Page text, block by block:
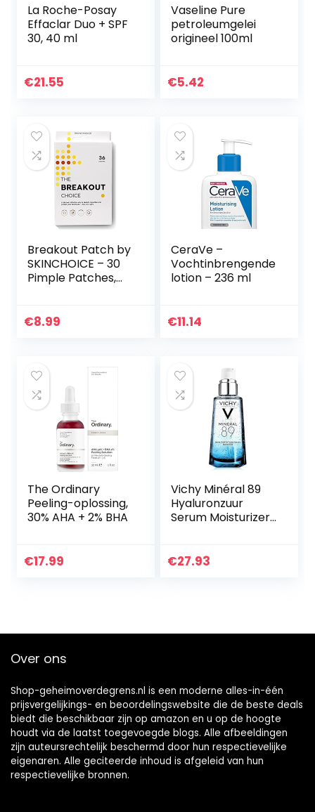
La Roche-Posay
Effaclar Duo + SPF
30, 40 ml
€21.55
Vaseline Pure
petroleumgelei
origineel 100ml
€5.42
Breakout Patch by
SKINCHOICE – 30
Pimple Patches,
Acne Patch om
€8.99
CeraVe –
Vochtinbrengende
lotion – 236 ml
€11.14
The Ordinary
Peeling-oplossing,
30% AHA + 2% BHA
€17.99
Vichy Minéral 89
Hyaluronzuur
Serum Moisturizer,
€27.93
Over ons
Shop-geheimoverdegrens.nl is een moderne alles-in-één
prijsvergelijkings- en beoordelingswebsite die de beste deals
biedt die beschikbaar zijn op amazon en u op de hoogte
houdt via de laatst toegevoegde blogs. Alle afbeeldingen
zijn auteursrechtelijk beschermd door hun respectievelijke
eigenaren. Alle geciteerde inhoud is afgeleid van hun
respectievelijke bronnen.